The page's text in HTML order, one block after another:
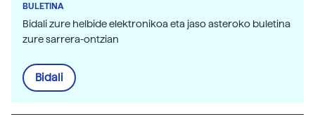
BULETINA
Bidali zure helbide elektronikoa eta jaso asteroko buletina
zure sarrera-ontzian
Bidali